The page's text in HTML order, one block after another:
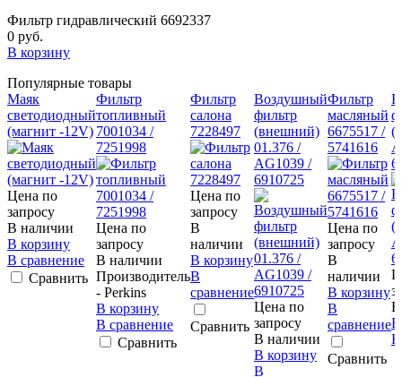
Фильтр гидравлический 6692337
0 руб.
В корзину
Популярные товары
Маяк
светодиодный
(магнит -12V)
Цена по
запросу
В наличии
В корзину
В сравнение
Сравнить
Фильтр
топливный
7001034 /
7251998
Цена по
запросу
В наличии
Производитель
- Perkins
В корзину
В сравнение
Сравнить
Фильтр
салона
7228497
Цена по
запросу
В
наличии
В корзину
В
сравнение
Сравнить
Воздушный
фильтр
(внешний)
01.376 /
AG1039 /
6910725
Цена по
запросу
В наличии
В корзину
В
Фильтр
масляный
6675517 /
5741616
Цена по
запросу
В
наличии
В корзину
В
сравнение
Сравнить
В
В
В